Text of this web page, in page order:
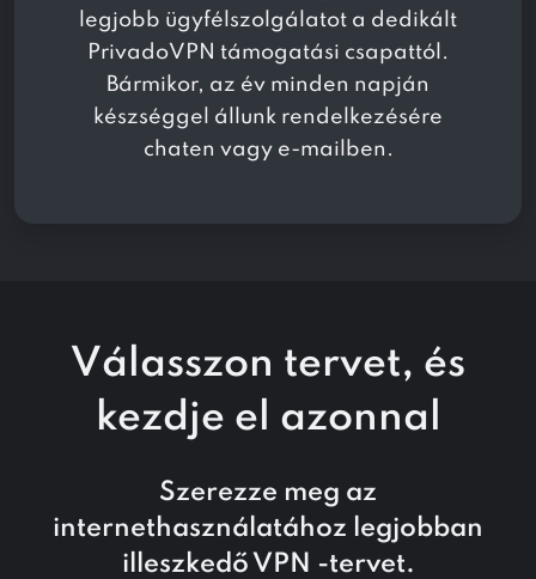
legjobb ügyfélszolgálatot a dedikált
PrivadoVPN támogatási csapattól.
Bármikor, az év minden napján
készséggel állunk rendelkezésére
chaten vagy e-mailben.
Válasszon tervet, és
kezdje el azonnal
Szerezze meg az
internethasználatához legjobban
illeszkedő VPN -tervet.